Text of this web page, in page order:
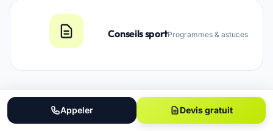
Conseils sportProgrammes & astuces
Appeler Devis gratuit